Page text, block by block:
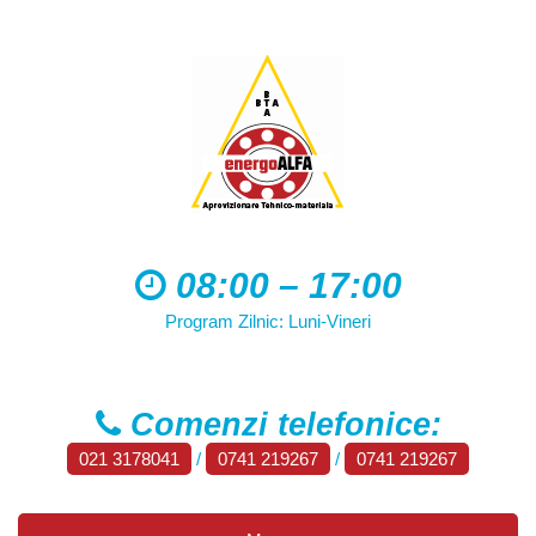
08:00 – 17:00
Program Zilnic: Luni-Vineri
Comenzi telefonice:
021 3178041 / 0741 219267 / 0741 219267